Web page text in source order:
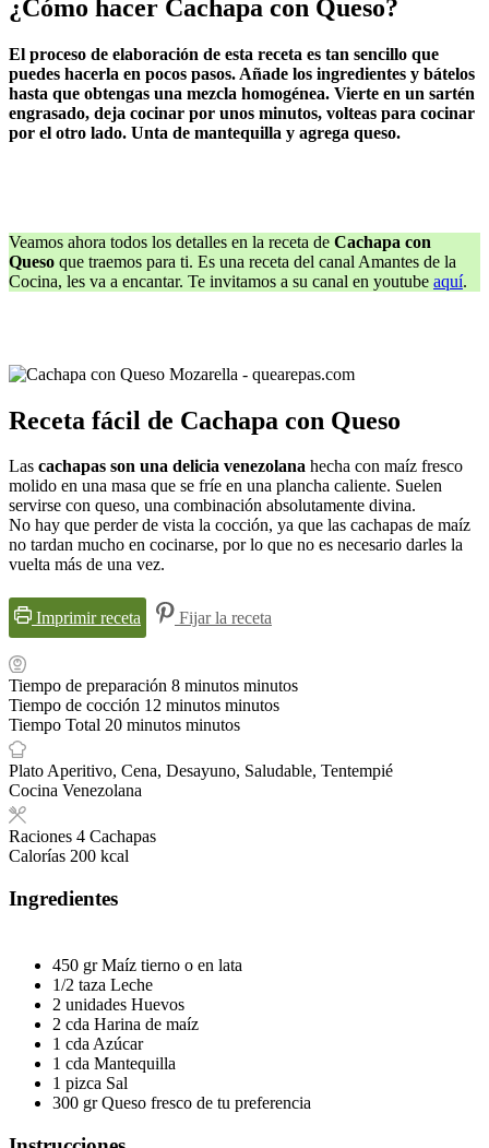
¿Cómo hacer Cachapa con Queso?
El proceso de elaboración de esta receta es tan sencillo que
puedes hacerla en pocos pasos. Añade los ingredientes y bátelos
hasta que obtengas una mezcla homogénea. Vierte en un sartén
engrasado, deja cocinar por unos minutos, volteas para cocinar
por el otro lado. Unta de mantequilla y agrega queso.
Veamos ahora todos los detalles en la receta de Cachapa con
Queso que traemos para ti. Es una receta del canal Amantes de la
Cocina, les va a encantar. Te invitamos a su canal en youtube aquí.
Receta fácil de Cachapa con Queso
Las cachapas son una delicia venezolana hecha con maíz fresco
molido en una masa que se fríe en una plancha caliente. Suelen
servirse con queso, una combinación absolutamente divina.
No hay que perder de vista la cocción, ya que las cachapas de maíz
no tardan mucho en cocinarse, por lo que no es necesario darles la
vuelta más de una vez.
Imprimir receta Fijar la receta
Tiempo de preparación 8 minutos minutos
Tiempo de cocción 12 minutos minutos
Tiempo Total 20 minutos minutos
PlatoAperitivo, Cena, Desayuno, Saludable, Tentempié
Cocina Venezolana
Raciones 4 Cachapas
Calorías 200 kcal
Ingredientes
450 gr Maíz tierno o en lata
1/2 taza Leche
2 unidades Huevos
2 cda Harina de maíz
1 cda Azúcar
1 cda Mantequilla
1 pizca Sal
300 gr Queso fresco de tu preferencia